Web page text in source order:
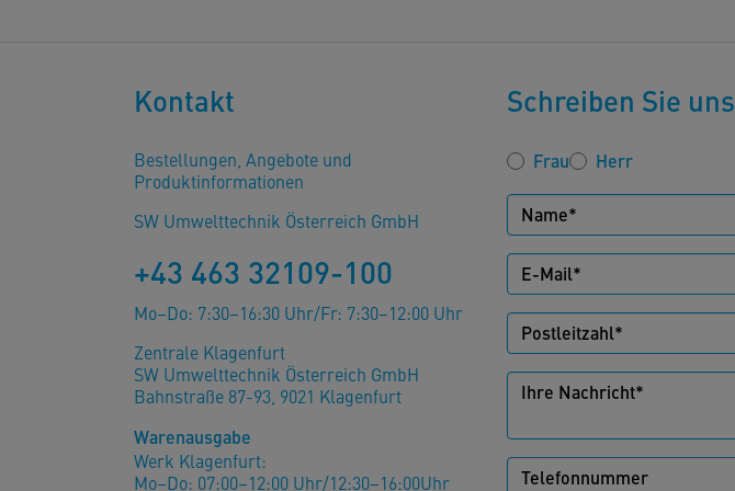
Kontakt
Bestellungen, Angebote und
Produktinformationen
SW Umwelttechnik Österreich GmbH
+43 463 32109-100
Mo–Do: 7:30–16:30 Uhr/Fr: 7:30–12:00 Uhr
Zentrale Klagenfurt
SW Umwelttechnik Österreich GmbH
Bahnstraße 87-93, 9021 Klagenfurt
Warenausgabe
Werk Klagenfurt:
Mo–Do: 07:00–12:00 Uhr/12:30–16:00Uhr
Schreiben Sie uns
Frau Herr